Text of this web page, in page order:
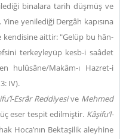
binalara tarih düşmüş ve
yenilediği Dergâh kapısına
kendisine aittir: "Gelüp bu hân-
terkeyleyüp kesb-i saâdet
hulûsâne/Makâm-ı Hazret-i
IV).
Esrâr Reddiyesive Mehmed
eser tespit edilmiştir. Kâşifu’l-
Hoca’nın Bektaşilik aleyhine